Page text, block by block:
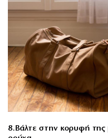
8.Βάλτε στην κορυφή της